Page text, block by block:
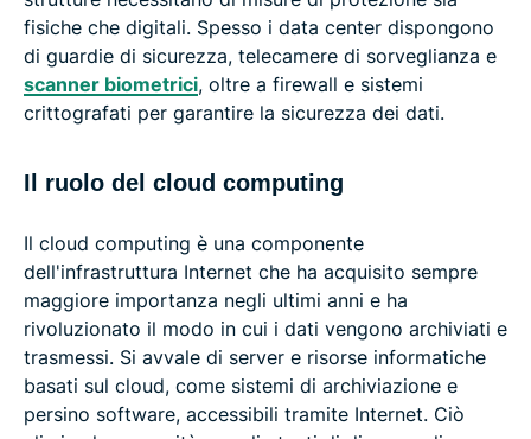
fisiche che digitali. Spesso i data center dispongono
di guardie di sicurezza, telecamere di sorveglianza e
scanner biometrici, oltre a firewall e sistemi
crittografati per garantire la sicurezza dei dati.
Il ruolo del cloud computing
Il cloud computing è una componente
dell'infrastruttura Internet che ha acquisito sempre
maggiore importanza negli ultimi anni e ha
rivoluzionato il modo in cui i dati vengono archiviati e
trasmessi. Si avvale di server e risorse informatiche
basati sul cloud, come sistemi di archiviazione e
persino software, accessibili tramite Internet. Ciò